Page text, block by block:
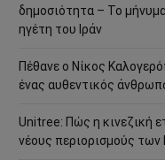
δημοσιότητα – Το
ηγέτη του Ιράν
Πέθανε ο Νίκος
ένας αυθεντικός
Unitree: Πώς η κινεζική
νέους περιορισμούς